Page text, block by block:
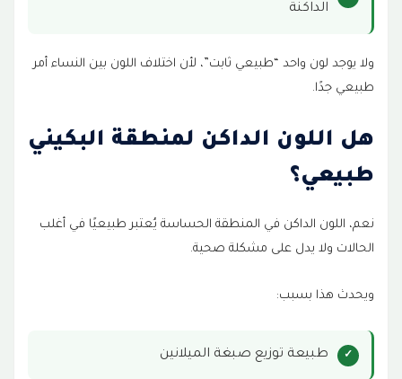
تبييض منطقة البكيني في مركز الطبابة الطبي
17
18 هل اسمرار المنطقة الحساسة طبيعي؟
19
هل يمكن تفتيح المناطق الحساسة شديدة
20 كم جلسة يحتاج تفتيح البكيني؟
الداكنة
ولا يوجد لون واحد “طبيعي ثابت”، لأن اختلاف اللون بين النساء أمر
طبيعي جدًا.
هل اللون الداكن لمنطقة البكيني
طبيعي؟
نعم، اللون الداكن في المنطقة الحساسة يُعتبر طبيعيًا في أغلب
الحالات ولا يدل على مشكلة صحية.
ويحدث هذا بسبب:
طبيعة توزيع صبغة الميلانين